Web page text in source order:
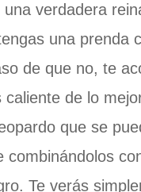
verdadera
una prenda
de que no, te
caliente de lo
que se
combinándolos
Te verás